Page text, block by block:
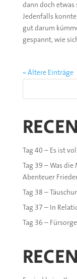
dann doch etwas
Jedenfalls
gut darum
gespannt, wie
« Ältere Einträge
Tag 40 – Es ist
Tag 39 – Was
Abenteuer
Tag 38 –
Tag 37 – In
Tag 36 –